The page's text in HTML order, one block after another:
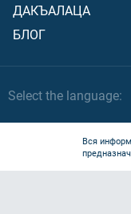
ДАКЪАЛАЦА
БЛОГ
Select the language:
Вся